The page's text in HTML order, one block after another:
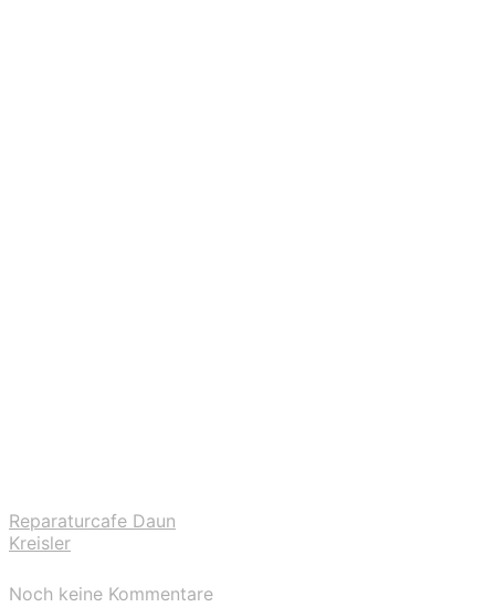
Reparaturcafe Daun
Kreisler
Noch keine Kommentare